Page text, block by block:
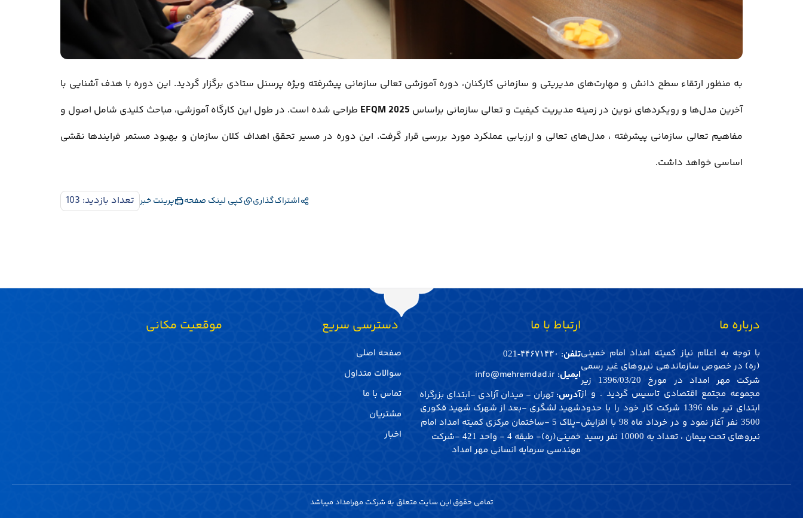
به منظور ارتقاء سطح دانش و مهارت‌های مدیریتی و سازمانی کارکنان، دوره آموزشی تعالی سازمانی پیشرفته ویژه پرسنل ستادی برگزار گردید. این دوره با هدف آشنایی با
آخرین مدل‌ها و رویکردهای نوین در زمینه مدیریت کیفیت و تعالی سازمانی براساس EFQM 2025 طراحی شده است. در طول این کارگاه آموزشی، مباحث کلیدی شامل اصول و
مفاهیم تعالی سازمانی پیشرفته ، مدل‌های تعالی و ارزیابی عملکرد مورد بررسی قرار گرفت. این دوره در مسیر تحقق اهداف کلان سازمان و بهبود مستمر فرایندها نقشی
اساسی خواهد داشت.
اشتراک‌گذاری کپی لینک صفحه پرینت خبر تعداد بازدید: 103
درباره ما
با توجه به اعلام نیاز کمیته امداد امام خمینی
(ره) در خصوص سازماندهی نیروهای غیر رسمی
شرکت مهر امداد در مورخ
1396/03/20
زیر
مجموعه مجتمع اقتصادی تاسیس گردید . و از
ابتدای تیر ماه 1396 شرکت کار خود را با حدود
3500 نفر آغاز نمود و در خرداد ماه 98 با افزایش
نیروهای تحت پیمان ، تعداد به 10000 نفر رسید
ارتباط با ما
تلفن: ۴۴۶۷۱۴۳۰-021
ایمیل: info@mehremdad.ir
آدرس: تهران - میدان آزادی -ابتدای بزرگراه
شهید لشگری -بعد از شهرک شهید فکوری
-پلاک 5 -ساختمان مرکزی کمیته امداد امام
خمینی(ره)- طبقه 4 - واحد 421 -شرکت
مهندسی سرمایه انسانی مهر امداد
‌ دسترسی سریع
صفحه اصلی
سوالات متداول
تماس با ما
مشتریان
اخبار
موقعیت مکانی
تمامی حقوق این سایت متعلق به شرکت مهرامداد میباشد